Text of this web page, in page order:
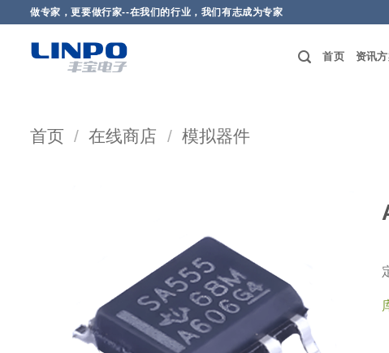
做专家，更要做行家--在我们的行业，我们有志成为专家
首页 资讯
首页 / 在线商店 / 模拟器件